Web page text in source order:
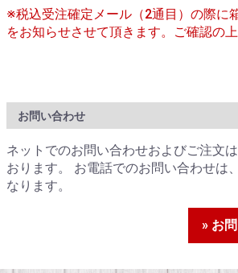
※税込受注確定メール（2通目）の際に
をお知らせさせて頂きます。ご確認の上
お問い合わせ
ネットでのお問い合わせおよびご注文
おります。 お電話でのお問い合わせは
なります。
» お